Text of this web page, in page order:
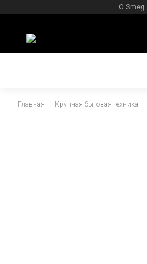
О Smeg
Главная Крупная бытовая техника